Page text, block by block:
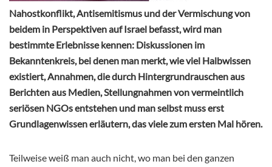
Nahostkonflikt, Antisemitismus und der Vermischung von
beidem in Perspektiven auf Israel befasst, wird man
bestimmte Erlebnisse kennen: Diskussionen im
Bekanntenkreis, bei denen man merkt, wie viel Halbwissen
existiert, Annahmen, die durch Hintergrundrauschen aus
Berichten aus Medien, Stellungnahmen von vermeintlich
seriösen NGOs entstehen und man selbst muss erst
Grundlagenwissen erläutern, das viele zum ersten Mal hören.
Teilweise weiß man auch nicht, wo man bei den ganzen